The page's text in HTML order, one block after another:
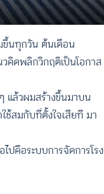
ขึ้นทุกวัน ต้นเดือน
คิดพลิกวิกฤติเป็นโอกาส
แล้วผมสร้างขึ้นมาบน
ช้สมกับที่ตั้งใจเสียที มา
ปคือระบบการจัดการโรง